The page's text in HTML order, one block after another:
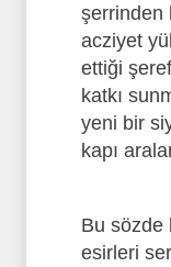
şerrinden
acziyet
ettiği
katkı
yeni bir
kapı
Bu sözde
esirleri